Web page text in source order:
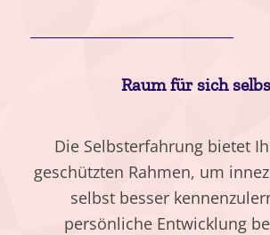
Raum für sich
Die Selbsterfahrung bietet
geschützten Rahmen, um
selbst besser
persönliche Entwicklung